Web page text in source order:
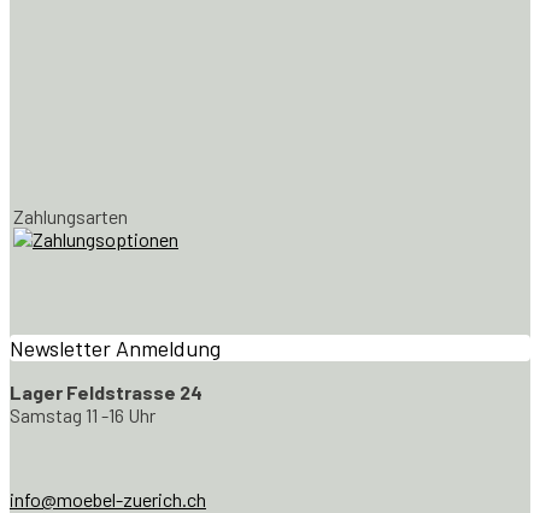
Zahlungsarten
Newsletter Anmeldung
Lager Feldstrasse 24
Samstag 11 -16 Uhr
info@moebel-zuerich.ch